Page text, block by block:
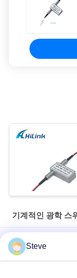
기계적인 광학 스
Hilink 광섬유 광 스위
1U 랙 DF-SF-CVR-
Steve